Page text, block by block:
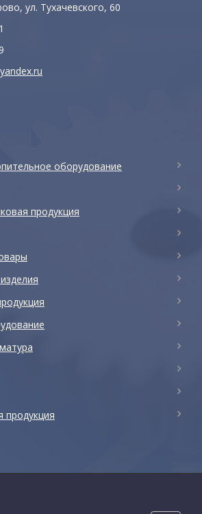
ул. Тухачевского, 60
оборудование
продукция
продукция